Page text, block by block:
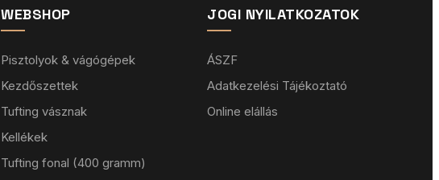
WEBSHOP
Pisztolyok & vágógépek
Kezdőszettek
Tufting vásznak
Kellékek
Tufting fonal (400 gramm)
JOGI NYILATKOZATOK
ÁSZF
Adatkezelési Tájékoztató
Online elállás